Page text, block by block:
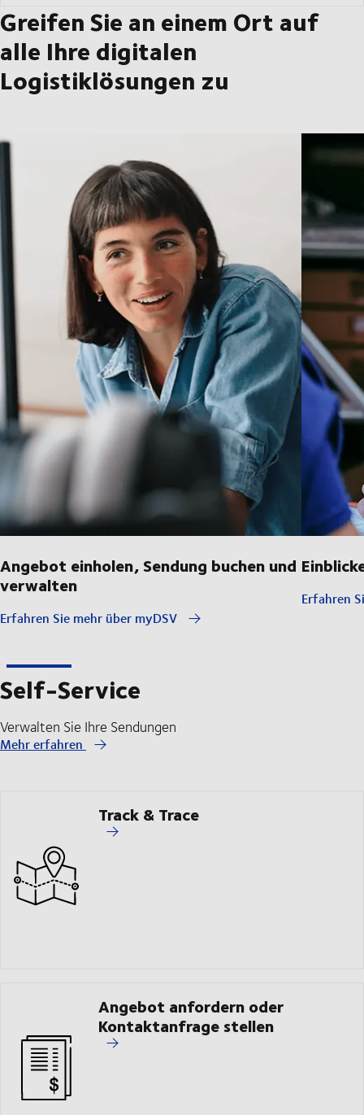
Greifen Sie an einem Ort auf
alle Ihre digitalen
Logistiklösungen zu
Angebot einholen, Sendung buchen und
verwalten
Erfahren Sie mehr über myDSV
Erfahren
Self-Service
Verwalten Sie Ihre Sendungen
Mehr erfahren
Track & Trace
Angebot anfordern oder
Kontaktanfrage stellen